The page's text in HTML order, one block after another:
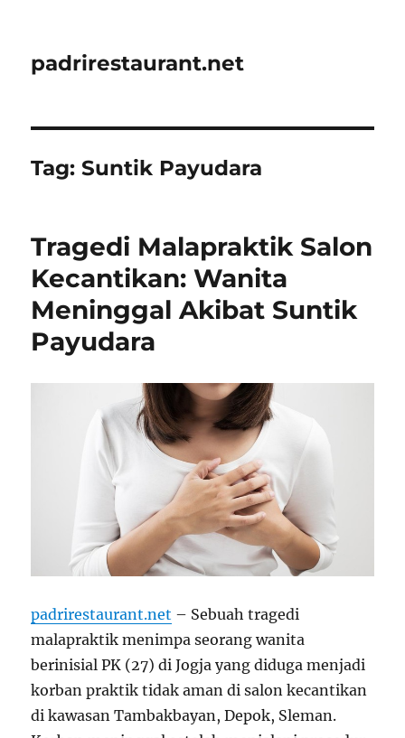
padrirestaurant.net
Tag:Suntik Payudara
Tragedi Malapraktik Salon
Kecantikan: Wanita
Meninggal Akibat Suntik
Payudara
padrirestaurant.net – Sebuah tragedi
malapraktik menimpa seorang wanita
berinisial PK (27) di Jogja yang diduga menjadi
korban praktik tidak aman di salon kecantikan
di kawasan Tambakbayan, Depok, Sleman.